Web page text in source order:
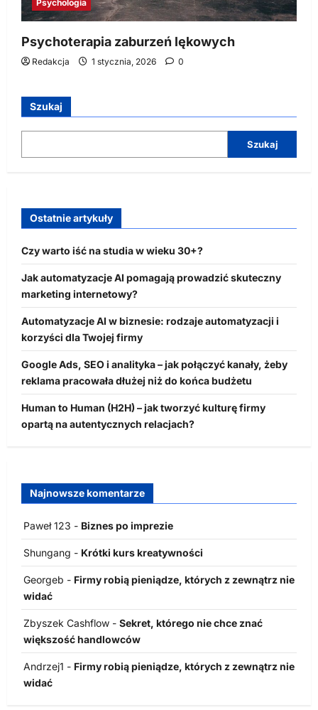
Psychologia
Psychoterapia zaburzeń lękowych
Redakcja 1 stycznia, 2026 0
Szukaj
Szukaj
Ostatnie artykuły
Czy warto iść na studia w wieku 30+?
Jak automatyzacje AI pomagają prowadzić skuteczny
marketing internetowy?
Automatyzacje AI w biznesie: rodzaje automatyzacji i
korzyści dla Twojej firmy
Google Ads, SEO i analityka – jak połączyć kanały, żeby
reklama pracowała dłużej niż do końca budżetu
Human to Human (H2H) – jak tworzyć kulturę firmy
opartą na autentycznych relacjach?
Najnowsze komentarze
Paweł 123 - Biznes po imprezie
Shungang - Krótki kurs kreatywności
Georgeb - Firmy robią pieniądze, których z zewnątrz nie
widać
Zbyszek Cashflow - Sekret, którego nie chce znać
większość handlowców
Andrzej1 - Firmy robią pieniądze, których z zewnątrz nie
widać